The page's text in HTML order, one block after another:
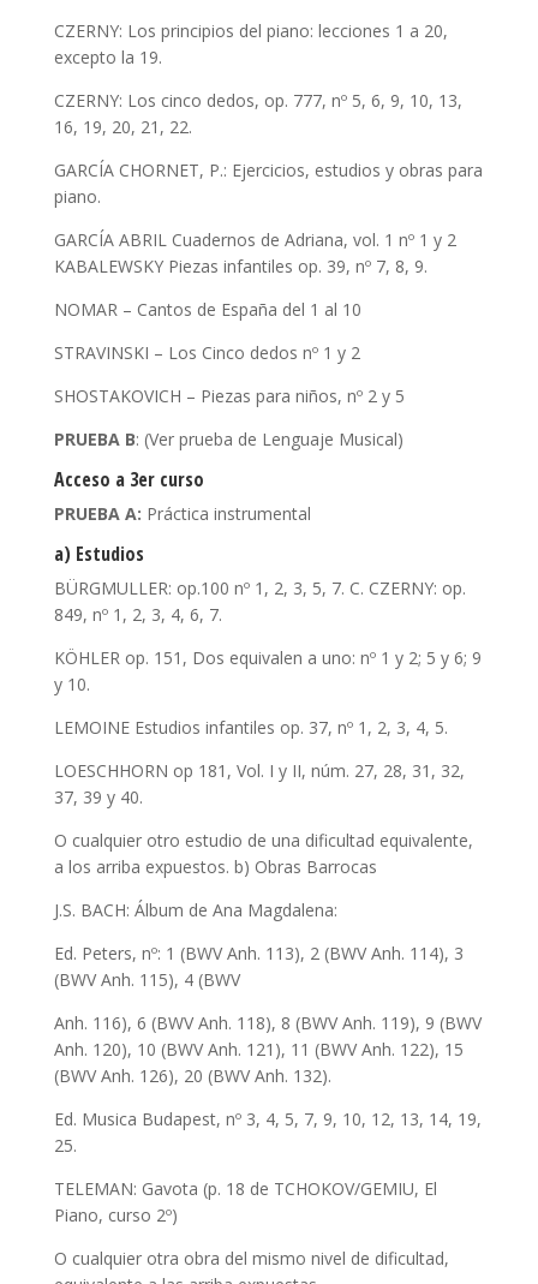
CZERNY: Los principios del piano: lecciones 1 a 20,
excepto la 19.
CZERNY: Los cinco dedos, op. 777, nº 5, 6, 9, 10, 13,
16, 19, 20, 21, 22.
GARCÍA CHORNET, P.: Ejercicios, estudios y obras para
piano.
GARCÍA ABRIL Cuadernos de Adriana, vol. 1 nº 1 y 2
KABALEWSKY Piezas infantiles op. 39, nº 7, 8, 9.
NOMAR – Cantos de España del 1 al 10
STRAVINSKI – Los Cinco dedos nº 1 y 2
SHOSTAKOVICH – Piezas para niños, nº 2 y 5
PRUEBA B: (Ver prueba de Lenguaje Musical)
Acceso a 3er curso
PRUEBA A: Práctica instrumental
a) Estudios
BÜRGMULLER: op.100 nº 1, 2, 3, 5, 7. C. CZERNY: op.
849, nº 1, 2, 3, 4, 6, 7.
KÖHLER op. 151, Dos equivalen a uno: nº 1 y 2; 5 y 6; 9
y 10.
LEMOINE Estudios infantiles op. 37, nº 1, 2, 3, 4, 5.
LOESCHHORN op 181, Vol. I y II, núm. 27, 28, 31, 32,
37, 39 y 40.
O cualquier otro estudio de una dificultad equivalente,
a los arriba expuestos. b) Obras Barrocas
J.S. BACH: Álbum de Ana Magdalena:
Ed. Peters, nº: 1 (BWV Anh. 113), 2 (BWV Anh. 114), 3
(BWV Anh. 115), 4 (BWV
Anh. 116), 6 (BWV Anh. 118), 8 (BWV Anh. 119), 9 (BWV
Anh. 120), 10 (BWV Anh. 121), 11 (BWV Anh. 122), 15
(BWV Anh. 126), 20 (BWV Anh. 132).
Ed. Musica Budapest, nº 3, 4, 5, 7, 9, 10, 12, 13, 14, 19,
25.
TELEMAN: Gavota (p. 18 de TCHOKOV/GEMIU, El
Piano, curso 2º)
O cualquier otra obra del mismo nivel de dificultad,